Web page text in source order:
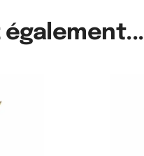
également...